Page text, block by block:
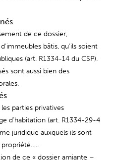
de ce dossier,
bâtis, qu’ils soient
(art. R1334-14 du CSP).
sont aussi bien des
parties privatives
d’habitation (art. R1334-29-4
juridique auxquels ils sont
de ce « dossier amiante –